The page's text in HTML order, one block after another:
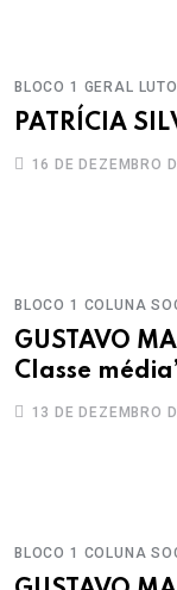
BLOCO 1 GERAL LUTO
PATRÍCIA
16 DE DEZEMBRO
BLOCO 1 COLUNA
GUSTAVO
Classe
13 DE DEZEMBRO
BLOCO 1 COLUNA